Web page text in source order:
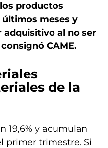
productos
meses y
adquisitivo al no ser
CAME.
de la
19,6% y acumulan
primer trimestre. Si